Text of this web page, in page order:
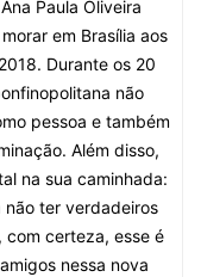
Paula Oliveira
em Brasília aos
Durante os 20
não
pessoa e também
Além disso,
na sua caminhada:
não ter verdadeiros
com certeza, esse é
nessa nova